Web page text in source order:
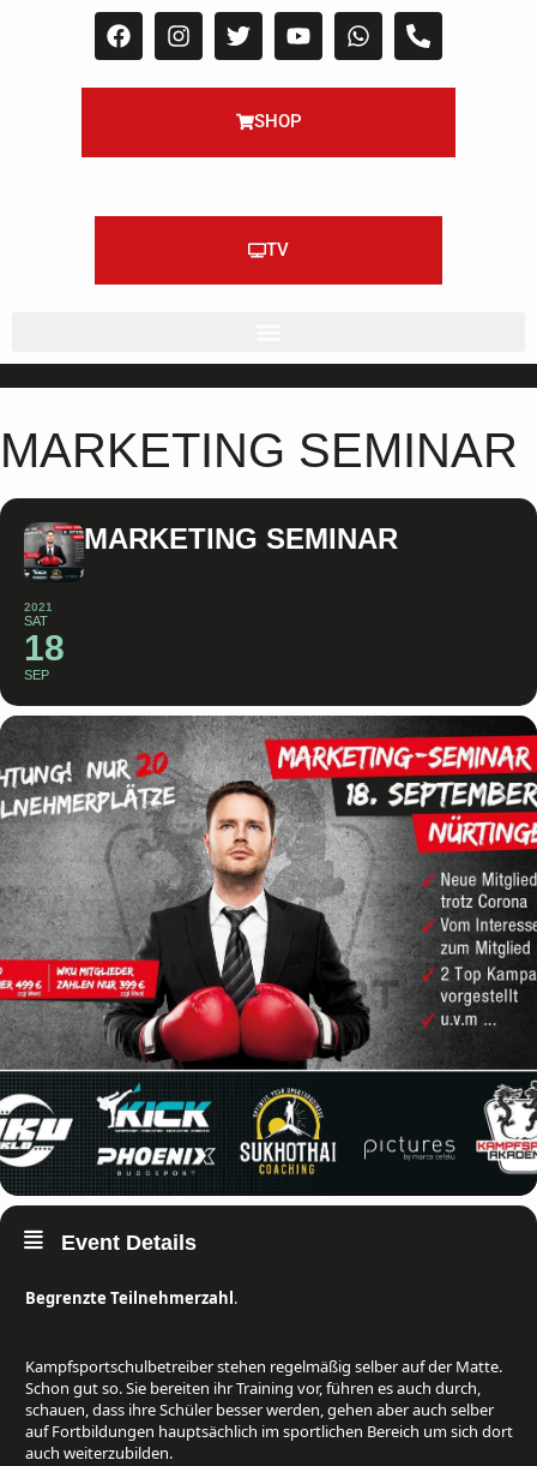
SHOP
TV
MARKETING SEMINAR
2021
SAT
18
SEP
MARKETING SEMINAR
Event Details
Begrenzte Teilnehmerzahl .
Kampfsportschulbetreiber stehen regelmäßig selber auf der Matte.
Schon gut so. Sie bereiten ihr Training vor, führen es auch durch,
schauen, dass ihre Schüler besser werden, gehen aber auch selber
auf Fortbildungen hauptsächlich im sportlichen Bereich um sich dort
auch weiterzubilden.⁠